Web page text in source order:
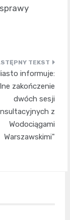
informuje:
zakończenie
dwóch sesji
z
Wodociągami
Warszawskimi"